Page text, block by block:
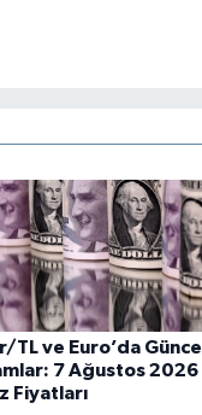
TL ve Euro’da Güncel
7 Ağustos 2026
Fiyatları